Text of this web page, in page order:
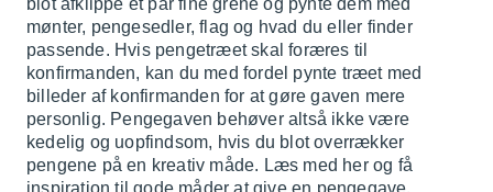
blot afklippe et par fine grene og pynte dem med
mønter, pengesedler, flag og hvad du eller finder
passende. Hvis pengetræet skal foræres til
konfirmanden, kan du med fordel pynte træet med
billeder af konfirmanden for at gøre gaven mere
personlig. Pengegaven behøver altså ikke være
kedelig og uopfindsom, hvis du blot overrækker
pengene på en kreativ måde. Læs med her og få
inspiration til gode måder at give en pengegave.